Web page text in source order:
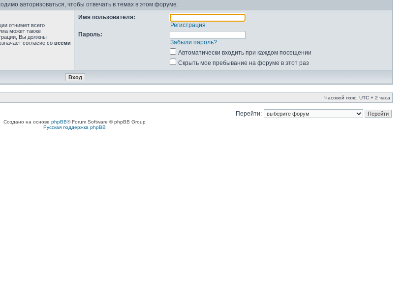
авторизоваться, чтобы отвечать в темах в этом форуме.
отнимет всего
может также
Вы должны
согласие со всеми
Имя пользователя:
Регистрация
Пароль:
Забыли пароль?
Автоматически входить при каждом посещении
Скрыть мое пребывание на форуме в этот раз
Часовой пояс: UTC + 2 часа
Перейти:
Создано на основе phpBB® Forum Software © phpBB Group
Русская поддержка phpBB